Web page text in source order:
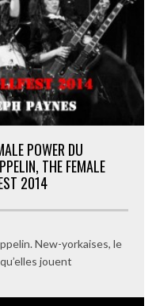
POWER DU
THE FEMALE
2014
New-yorkaises, le
jouent